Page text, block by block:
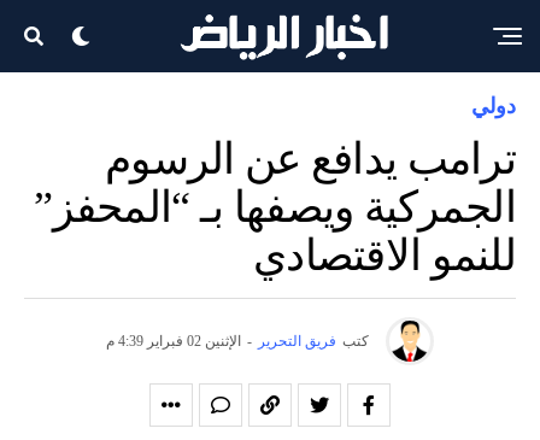
دولي
ترامب يدافع عن الرسوم
الجمركية ويصفها بـ “المحفز”
للنمو الاقتصادي
كتب فريق التحرير - الإثنين 02 فبراير 4:39 م